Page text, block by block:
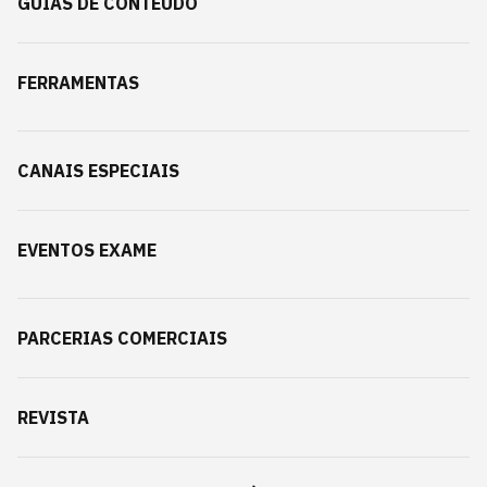
FERRAMENTAS
CANAIS ESPECIAIS
EVENTOS EXAME
PARCERIAS COMERCIAIS
REVISTA